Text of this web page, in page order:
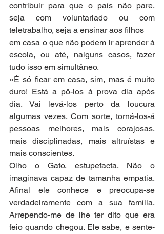
contribuir para que o país não pare,
seja com voluntariado ou com
teletrabalho, seja a ensinar aos filhos
em casa o que não podem ir aprender à
escola, ou até, nalguns casos, fazer
tudo isso em simultâneo.
«É só ficar em casa, sim, mas é muito
duro! Está a pô-los à prova dia após
dia. Vai levá-los perto da loucura
algumas vezes. Com sorte, torná-los-á
pessoas melhores, mais corajosas,
mais disciplinadas, mais altruístas e
mais conscientes.
Olho o Gato, estupefacta. Não o
imaginava capaz de tamanha empatia.
Afinal ele conhece e preocupa-se
verdadeiramente com a sua família.
Arrependo-me de lhe ter dito que era
feio quando chegou. Ele sabe, e sente-